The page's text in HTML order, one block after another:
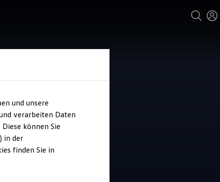
und unsere
verarbeiten Daten
können Sie
in der
finden Sie in